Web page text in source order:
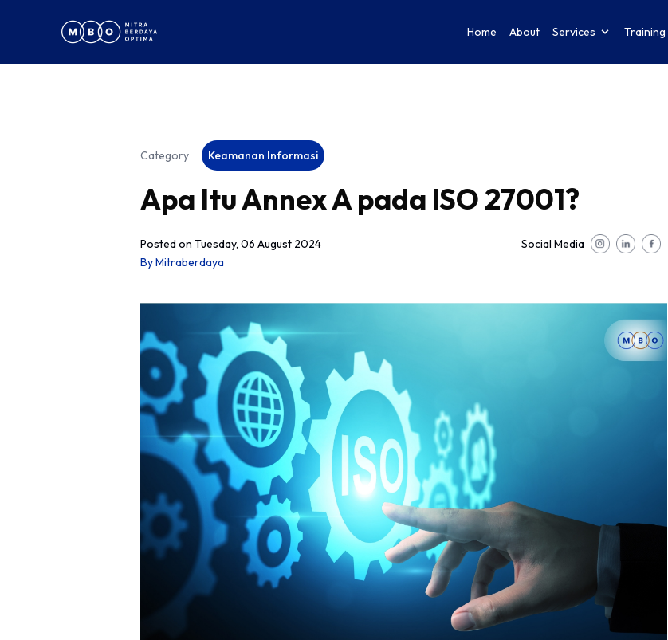
Home About Services Training
Category Keamanan Informasi
Apa Itu Annex A pada ISO 27001?
Posted on Tuesday, 06 August 2024
Social Media
ByMitraberdaya